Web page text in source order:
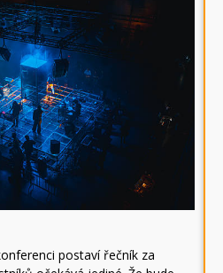
postaví řečník za